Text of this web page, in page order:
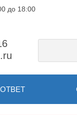
до 18:00